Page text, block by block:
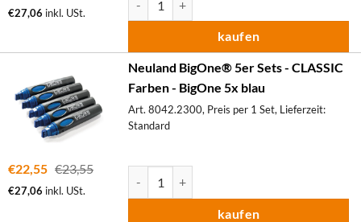
€27,06 inkl. USt.
kaufen
Neuland BigOne® 5er Sets - CLASSIC
Farben - BigOne 5x blau
Art. 8042.2300, Preis per 1 Set, Lieferzeit:
Standard
€22,55 €23,55
€27,06 inkl. USt.
kaufen